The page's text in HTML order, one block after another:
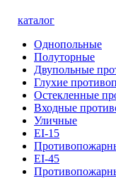
каталог
Однопольные
Полуторные
Двупольные
Глухие
Остекленные
Входные
Уличные
EI-15
EI-45